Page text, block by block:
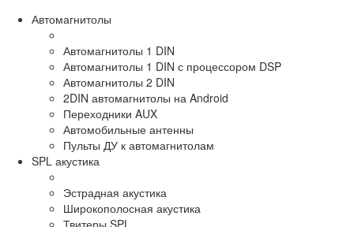
Автомагнитолы
Автомагнитолы 1 DIN
Автомагнитолы 1 DIN с процессором DSP
Автомагнитолы 2 DIN
2DIN автомагнитолы на Android
Переходники AUX
Автомобильные антенны
Пульты ДУ к автомагнитолам
SPL акустика
Эстрадная акустика
Широкополосная акустика
Твитеры SPL